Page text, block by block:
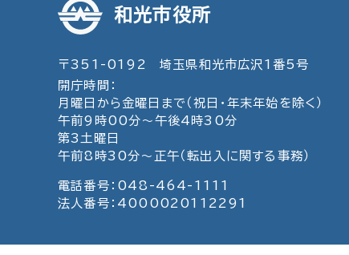
和光市役所
〒351-0192 埼玉県和光市広沢1番5号
開庁時間：
月曜日から金曜日まで（祝日・年末年始を除く）
午前9時00分～午後4時30分
第3土曜日
午前8時30分～正午（転出入に関する事務）
電話番号：048-464-1111
法人番号：4000020112291